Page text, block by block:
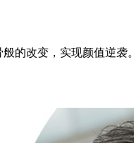
的改变，实现颜值逆袭。